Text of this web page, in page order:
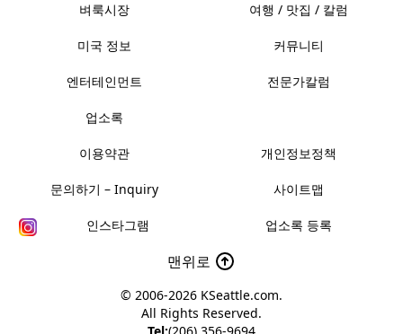
벼룩시장 여행 / 맛집 / 칼럼
미국 정보 커뮤니티
엔터테인먼트 전문가칼럼
업소록
이용약관 개인정보정책
문의하기 – Inquiry 사이트맵
인스타그램 업소록 등록
맨위로
© 2006-2026 KSeattle.com.
All Rights Reserved.